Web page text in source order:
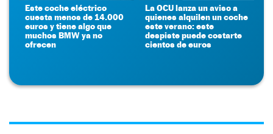
Este coche eléctrico
cuesta menos de 14.000
euros y tiene algo que
muchos BMW ya no
ofrecen
La OCU lanza un aviso a
quienes alquilen un coche
este verano: este
despiste puede costarte
cientos de euros